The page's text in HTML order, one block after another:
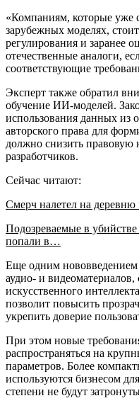
«Компаниям, которые уже
зарубежных моделях,
регулирования и заранее
отечественные аналоги,
соответствующие
Эксперт также обратил
обучение ИИ-моделей.
использования данных из
авторского права для
должно снизить правовую
разработчиков.
Сейчас читают:
Смерч налетел на
Подозреваемые в
попали в…
Еще одним нововведением
аудио- и
искусственного
позволит повысить
укрепить доверие
При этом новые
распространяться на
параметров. Более
используются бизнесом
степени не будут